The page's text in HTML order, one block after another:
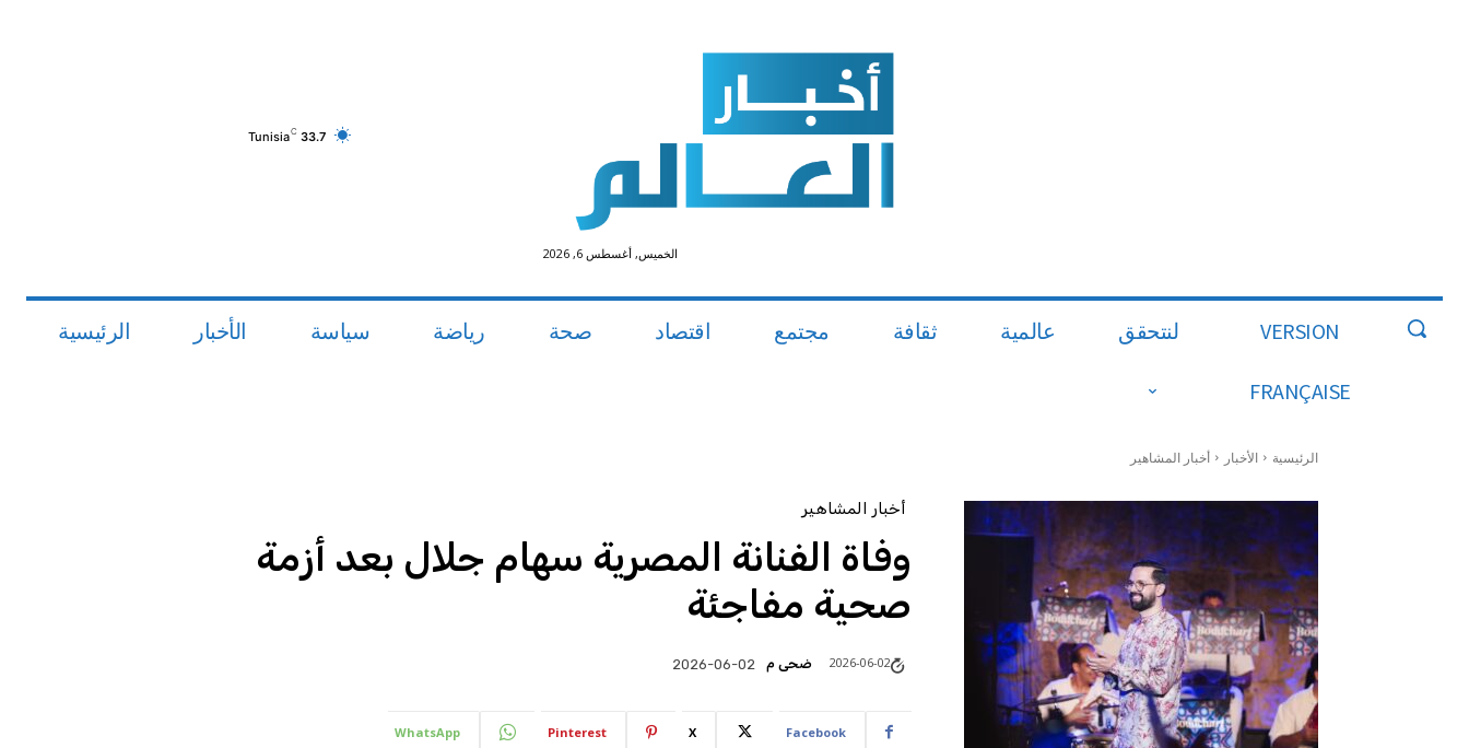
33.7
C
Tunisia
الخميس, أغسطس 6, 2026
VERSION
FRANÇAISE
لنتحقق عالمية ثقافة مجتمع اقتصاد صحة رياضة سياسة الأخبار الرئيسية
الرئيسية الأخبار أخبار المشاهير
أخبار المشاهير
وفاة الفنانة المصرية سهام جلال بعد أزمة
صحية مفاجئة
ضحى م 2026-06-02 2026-06-02
Facebook
X
Pinterest
WhatsApp